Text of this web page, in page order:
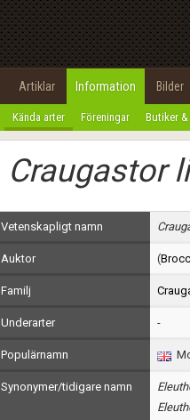
Artiklar Information Bilder
Kända arter Föreningar Butiker
Craugastor
Vetenskapligt namn
Auktor (
Familj
Underarter -
Populärnamn
Synonymer/tidigare namn
integritetspolicy
Namn:
Epost:
Användarnamn:
Lösenord:
Terms of Service
Begär nytt